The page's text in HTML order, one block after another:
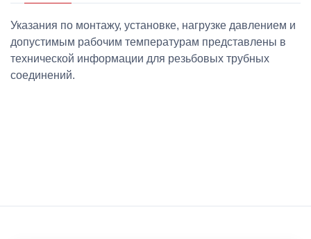
Указания по монтажу, установке, нагрузке давлением и
допустимым рабочим температурам представлены в
технической информации для резьбовых трубных
соединений.